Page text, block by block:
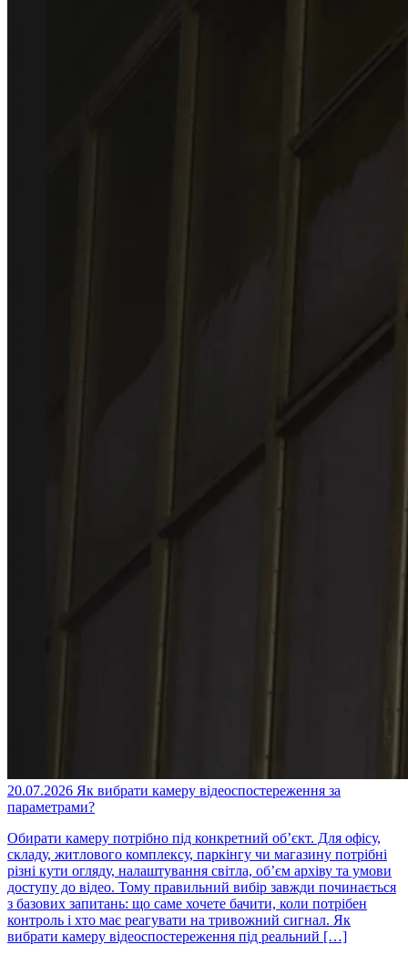
20.07.2026 Як вибрати камеру відеоспостереження за
параметрами?
Обирати камеру потрібно під конкретний об’єкт. Для офісу,
складу, житлового комплексу, паркінгу чи магазину потрібні
різні кути огляду, налаштування світла, об’єм архіву та умови
доступу до відео. Тому правильний вибір завжди починається
з базових запитань: що саме хочете бачити, коли потрібен
контроль і хто має реагувати на тривожний сигнал. Як
вибрати камеру відеоспостереження під реальний […]